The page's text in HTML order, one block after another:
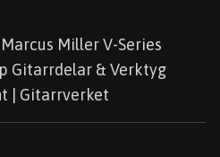
Miller V-Series
Gitarrdelar & Verktyg
| Gitarrverket